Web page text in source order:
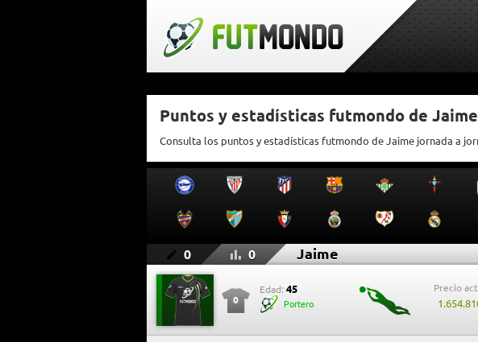
Puntos y estadísticas futmondo de Jaime
Consulta los puntos y estadísticas futmondo de Jaime jornada a
0 0 Jaime
0
Edad: 45
Portero
Precio